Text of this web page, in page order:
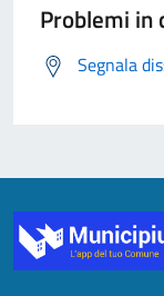
Problemi in
Segnala